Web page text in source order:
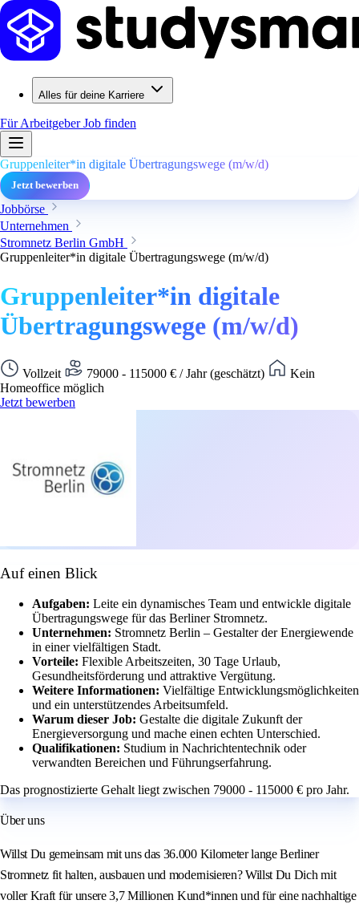
Alles für deine Karriere
Für ArbeitgeberJob finden
Gruppenleiter*in digitale Übertragungswege (m/w/d)
Jetzt bewerben
Jobbörse
Unternehmen
Stromnetz Berlin GmbH
Gruppenleiter*in digitale Übertragungswege (m/w/d)
Gruppenleiter*in digitale
Übertragungswege (m/w/d)
Vollzeit 79000 - 115000 € / Jahr (geschätzt)
Kein
Homeoffice möglich
Jetzt bewerben
Auf einen Blick
Aufgaben: Leite ein dynamisches Team und entwickle digitale
Übertragungswege für das Berliner Stromnetz.
Unternehmen: Stromnetz Berlin – Gestalter der Energiewende
in einer vielfältigen Stadt.
Vorteile: Flexible Arbeitszeiten, 30 Tage Urlaub,
Gesundheitsförderung und attraktive Vergütung.
Weitere Informationen: Vielfältige Entwicklungsmöglichkeiten
und ein unterstützendes Arbeitsumfeld.
Warum dieser Job: Gestalte die digitale Zukunft der
Energieversorgung und mache einen echten Unterschied.
Qualifikationen: Studium in Nachrichtentechnik oder
verwandten Bereichen und Führungserfahrung.
Das prognostizierte Gehalt liegt zwischen 79000 - 115000 € pro Jahr.
Über uns
Willst Du gemeinsam mit uns das 36.000 Kilometer lange Berliner
Stromnetz fit halten, ausbauen und modernisieren? Willst Du Dich mit
voller Kraft für unsere 3,7 Millionen Kund*innen und für eine nachhaltige